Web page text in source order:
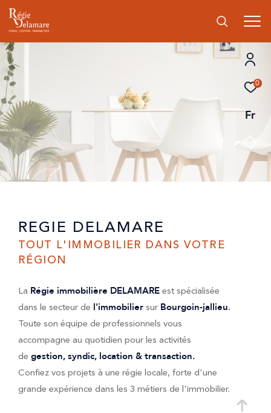
0
Fr
REGIE DELAMARE
TOUT L'IMMOBILIER DANS VOTRE
RÉGION
La Régie immobilière DELAMARE est spécialisée
dans le secteur de l'immobilier sur Bourgoin-jallieu.
Toute son équipe de professionnels vous
accompagne au quotidien pour les activités
de gestion, syndic, location & transaction.
Confiez vos projets à une régie locale, forte d'une
grande expérience dans les 3 métiers de l'immobilier.